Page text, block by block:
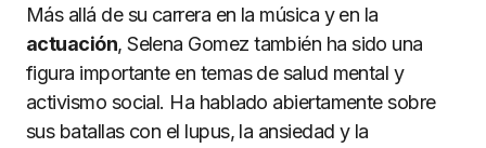
Más allá de su carrera en la música y en la
actuación, Selena Gomez también ha sido una
figura importante en temas de salud mental y
activismo social. Ha hablado abiertamente sobre
sus batallas con el lupus, la ansiedad y la